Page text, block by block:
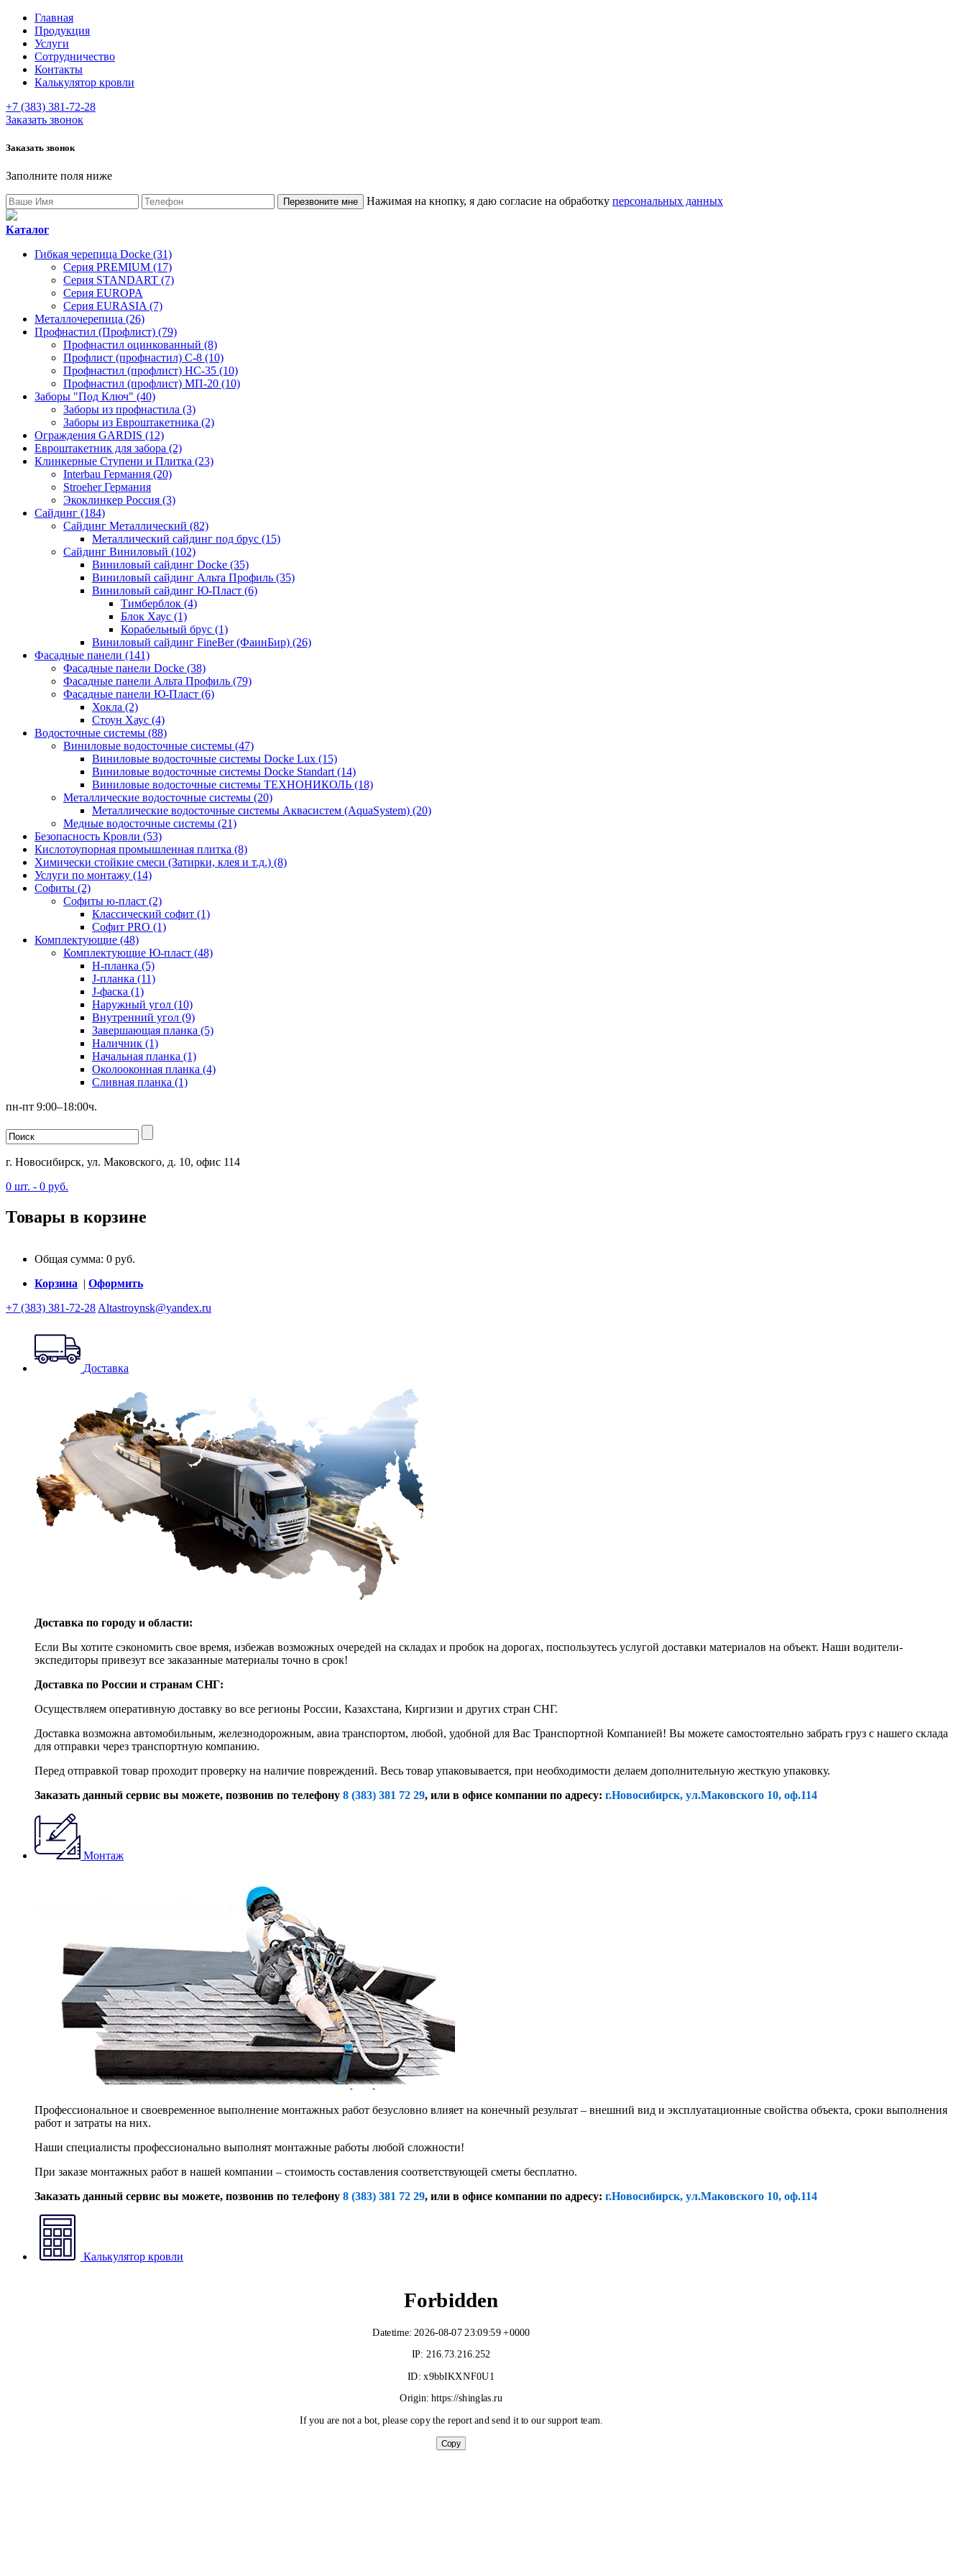
Главная
Продукция
Услуги
Сотрудничество
Контакты
Калькулятор кровли
+7 (383) 381-72-28
Заказать звонок
Заказать звонок
Заполните поля ниже
Нажимая на кнопку, я даю согласие на обработку персональных данных
Каталог
Гибкая черепица Docke (31)
Серия PREMIUM (17)
Серия STANDART (7)
Серия EUROPA
Серия EURASIA (7)
Металлочерепица (26)
Профнастил (Профлист) (79)
Профнастил оцинкованный (8)
Профлист (профнастил) С-8 (10)
Профнастил (профлист) НС-35 (10)
Профнастил (профлист) МП-20 (10)
Заборы "Под Ключ" (40)
Заборы из профнастила (3)
Заборы из Евроштакетника (2)
Ограждения GARDIS (12)
Евроштакетник для забора (2)
Клинкерные Ступени и Плитка (23)
Interbau Германия (20)
Stroeher Германия
Экоклинкер Россия (3)
Сайдинг (184)
Сайдинг Металлический (82)
Металлический сайдинг под брус (15)
Сайдинг Виниловый (102)
Виниловый сайдинг Docke (35)
Виниловый сайдинг Альта Профиль (35)
Виниловый сайдинг Ю-Пласт (6)
Тимберблок (4)
Блок Хаус (1)
Корабельный брус (1)
Виниловый сайдинг FineBer (ФаинБир) (26)
Фасадные панели (141)
Фасадные панели Docke (38)
Фасадные панели Альта Профиль (79)
Фасадные панели Ю-Пласт (6)
Хокла (2)
Стоун Хаус (4)
Водосточные системы (88)
Виниловые водосточные системы (47)
Виниловые водосточные системы Docke Lux (15)
Виниловые водосточные системы Docke Standart (14)
Виниловые водосточные системы ТЕХНОНИКОЛЬ (18)
Металлические водосточные системы (20)
Металлические водосточные системы Аквасистем (AquaSystem) (20)
Медные водосточные системы (21)
Безопасность Кровли (53)
Кислотоупорная промышленная плитка (8)
Химически стойкие смеси (Затирки, клея и т.д.) (8)
Услуги по монтажу (14)
Софиты (2)
Софиты ю-пласт (2)
Классический софит (1)
Софит PRO (1)
Комплектующие (48)
Комплектующие Ю-пласт (48)
H-планка (5)
J-планка (11)
J-фаска (1)
Наружный угол (10)
Внутренний угол (9)
Завершающая планка (5)
Наличник (1)
Начальная планка (1)
Околооконная планка (4)
Сливная планка (1)
пн-пт 9:00–18:00ч.
г. Новосибирск, ул. Маковского, д. 10, офис 114
0 шт. - 0 руб.
Товары в корзине
Общая сумма: 0 руб.
Корзина | Оформить
+7 (383) 381-72-28 Altastroynsk@yandex.ru
Доставка
Доставка по городу и области:
Если Вы хотите сэкономить свое время, избежав возможных очередей на складах и пробок на дорогах, поспользутесь услугой доставки материалов на объект. Наши водители-
экспедиторы привезут все заказанные материалы точно в срок!
Доставка по России и странам СНГ:
Осуществляем оперативную доставку во все регионы России, Казахстана, Киргизии и других стран СНГ.
Доставка возможна автомобильным, железнодорожным, авиа транспортом, любой, удобной для Вас Транспортной Компанией! Вы можете самостоятельно забрать груз с нашего склада
для отправки через транспортную компанию.
Перед отправкой товар проходит проверку на наличие повреждений. Весь товар упаковывается, при необходимости делаем дополнительную жесткую упаковку.
Заказать данный сервис вы можете, позвонив по телефону 8 (383) 381 72 29, или в офисе компании по адресу: г.Новосибирск, ул.Маковского 10, оф.114
Монтаж
Профессиональное и своевременное выполнение монтажных работ безусловно влияет на конечный результат – внешний вид и эксплуатационные свойства объекта, сроки выполнения
работ и затраты на них.
Наши специалисты профессионально выполнят монтажные работы любой сложности!
При заказе монтажных работ в нашей компании – стоимость составления соответствующей сметы бесплатно.
Заказать данный сервис вы можете, позвонив по телефону 8 (383) 381 72 29, или в офисе компании по адресу: г.Новосибирск, ул.Маковского 10, оф.114
Калькулятор кровли